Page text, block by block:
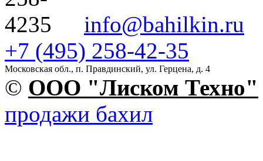
info@bahilkin.ru
+7 (495) 258-42-35
Московская обл., п. Правдинский, ул. Герцена, д. 4
© OOO "Лиском Техно"
продажи бахил